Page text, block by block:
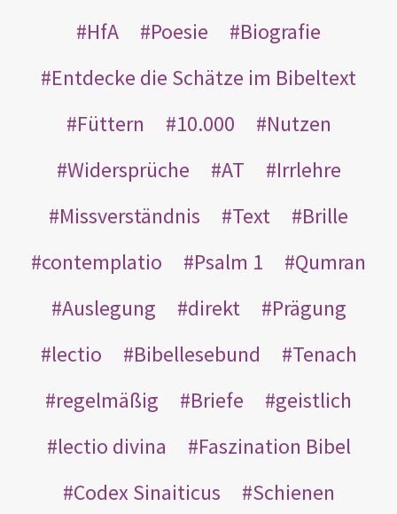
HfA
Poesie
Biografie
Entdecke die Schätze im Bibeltext
Füttern
10.000
Nutzen
Widersprüche
AT
Irrlehre
Missverständnis
Text
Brille
contemplatio
Psalm 1
Qumran
Auslegung
direkt
Prägung
lectio
Bibellesebund
Tenach
regelmäßig
Briefe
geistlich
lectio divina
Faszination Bibel
Codex Sinaiticus
Schienen